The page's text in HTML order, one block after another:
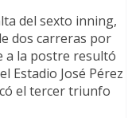
del sexto inning,
dos carreras por
a la postre resultó
Estadio José Pérez
el tercer triunfo